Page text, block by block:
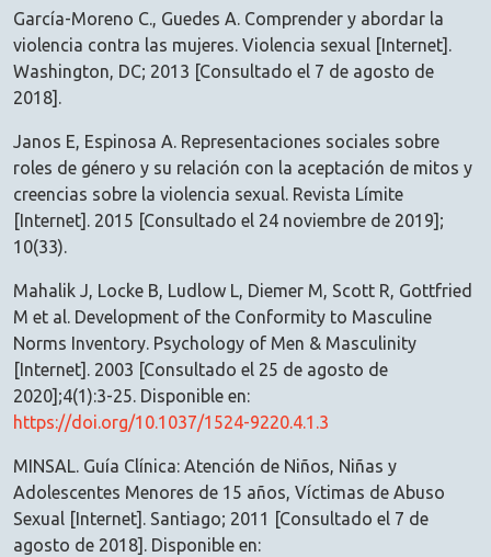
García-Moreno C., Guedes A. Comprender y abordar la
violencia contra las mujeres. Violencia sexual [Internet].
Washington, DC; 2013 [Consultado el 7 de agosto de
2018].
Janos E, Espinosa A. Representaciones sociales sobre
roles de género y su relación con la aceptación de mitos y
creencias sobre la violencia sexual. Revista Límite
[Internet]. 2015 [Consultado el 24 noviembre de 2019];
10(33).
Mahalik J, Locke B, Ludlow L, Diemer M, Scott R, Gottfried
M et al. Development of the Conformity to Masculine
Norms Inventory. Psychology of Men & Masculinity
[Internet]. 2003 [Consultado el 25 de agosto de
2020];4(1):3-25. Disponible en:
https://doi.org/10.1037/1524-9220.4.1.3
MINSAL. Guía Clínica: Atención de Niños, Niñas y
Adolescentes Menores de 15 años, Víctimas de Abuso
Sexual [Internet]. Santiago; 2011 [Consultado el 7 de
agosto de 2018]. Disponible en: